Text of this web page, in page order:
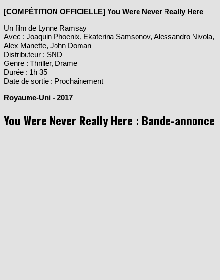
[COMPÉTITION OFFICIELLE] You Were Never Really Here
Un film de Lynne Ramsay
Avec : Joaquin Phoenix, Ekaterina Samsonov, Alessandro Nivola,
Alex Manette, John Doman
Distributeur : SND
Genre : Thriller, Drame
Durée : 1h 35
Date de sortie : Prochainement
Royaume-Uni - 2017
You Were Never Really Here : Bande-annonce